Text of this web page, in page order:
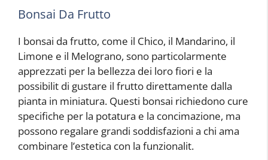
Bonsai Da Frutto
I bonsai da frutto, come il Chico, il Mandarino, il
Limone e il Melograno, sono particolarmente
apprezzati per la bellezza dei loro fiori e la
possibilit di gustare il frutto direttamente dalla
pianta in miniatura. Questi bonsai richiedono cure
specifiche per la potatura e la concimazione, ma
possono regalare grandi soddisfazioni a chi ama
combinare l’estetica con la funzionalit.